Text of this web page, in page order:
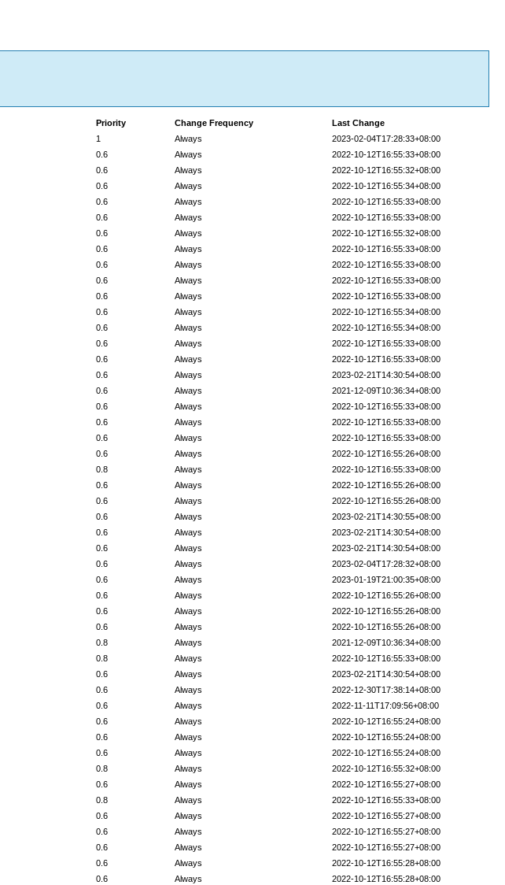
Last Change
Change Frequency
Priority
2023-02-04T17:28:33+08:00
Always
1
2022-10-12T16:55:33+08:00
Always
0.6
2022-10-12T16:55:32+08:00
Always
0.6
2022-10-12T16:55:34+08:00
Always
0.6
2022-10-12T16:55:33+08:00
Always
0.6
2022-10-12T16:55:33+08:00
Always
0.6
2022-10-12T16:55:32+08:00
Always
0.6
2022-10-12T16:55:33+08:00
Always
0.6
2022-10-12T16:55:33+08:00
Always
0.6
2022-10-12T16:55:33+08:00
Always
0.6
2022-10-12T16:55:33+08:00
Always
0.6
2022-10-12T16:55:34+08:00
Always
0.6
2022-10-12T16:55:34+08:00
Always
0.6
2022-10-12T16:55:33+08:00
Always
0.6
2022-10-12T16:55:33+08:00
Always
0.6
2023-02-21T14:30:54+08:00
Always
0.6
2021-12-09T10:36:34+08:00
Always
0.6
2022-10-12T16:55:33+08:00
Always
0.6
2022-10-12T16:55:33+08:00
Always
0.6
2022-10-12T16:55:33+08:00
Always
0.6
2022-10-12T16:55:26+08:00
Always
0.6
2022-10-12T16:55:33+08:00
Always
0.8
2022-10-12T16:55:26+08:00
Always
0.6
2022-10-12T16:55:26+08:00
Always
0.6
2023-02-21T14:30:55+08:00
Always
0.6
2023-02-21T14:30:54+08:00
Always
0.6
2023-02-21T14:30:54+08:00
Always
0.6
2023-02-04T17:28:32+08:00
Always
0.6
2023-01-19T21:00:35+08:00
Always
0.6
2022-10-12T16:55:26+08:00
Always
0.6
2022-10-12T16:55:26+08:00
Always
0.6
2022-10-12T16:55:26+08:00
Always
0.6
2021-12-09T10:36:34+08:00
Always
0.8
2022-10-12T16:55:33+08:00
Always
0.8
2023-02-21T14:30:54+08:00
Always
0.6
2022-12-30T17:38:14+08:00
Always
0.6
2022-11-11T17:09:56+08:00
Always
0.6
2022-10-12T16:55:24+08:00
Always
0.6
2022-10-12T16:55:24+08:00
Always
0.6
2022-10-12T16:55:24+08:00
Always
0.6
2022-10-12T16:55:32+08:00
Always
0.8
2022-10-12T16:55:27+08:00
Always
0.6
2022-10-12T16:55:33+08:00
Always
0.8
2022-10-12T16:55:27+08:00
Always
0.6
2022-10-12T16:55:27+08:00
Always
0.6
2022-10-12T16:55:27+08:00
Always
0.6
2022-10-12T16:55:28+08:00
Always
0.6
2022-10-12T16:55:28+08:00
Always
0.6